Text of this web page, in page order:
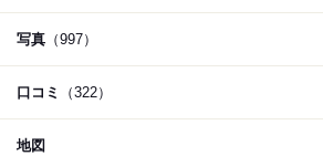
写真 （997）
口コミ （322）
地図